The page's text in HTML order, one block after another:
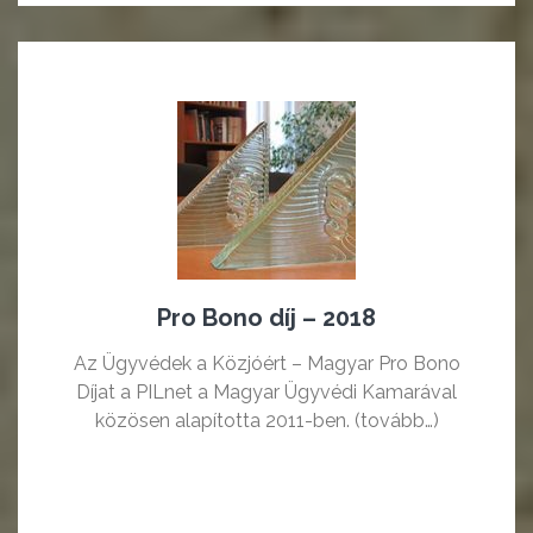
Pro Bono díj – 2018
Az Ügyvédek a Közjóért – Magyar Pro Bono
Díjat a PILnet a Magyar Ügyvédi Kamarával
közösen alapította 2011-ben. (tovább…)